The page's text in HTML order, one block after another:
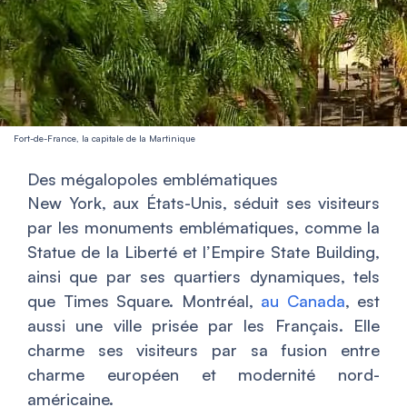
Fort-de-France, la capitale de la Martinique
Des mégalopoles emblématiques
New York, aux États-Unis, séduit ses visiteurs
par les monuments emblématiques, comme la
Statue de la Liberté et l’Empire State Building,
ainsi que par ses quartiers dynamiques, tels
que Times Square. Montréal, au Canada, est
aussi une ville prisée par les Français. Elle
charme ses visiteurs par sa fusion entre
charme européen et modernité nord-
américaine.